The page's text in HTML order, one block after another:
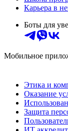
Карьера в
Боты для
Мобильное
Этика и
Оказание
Защита